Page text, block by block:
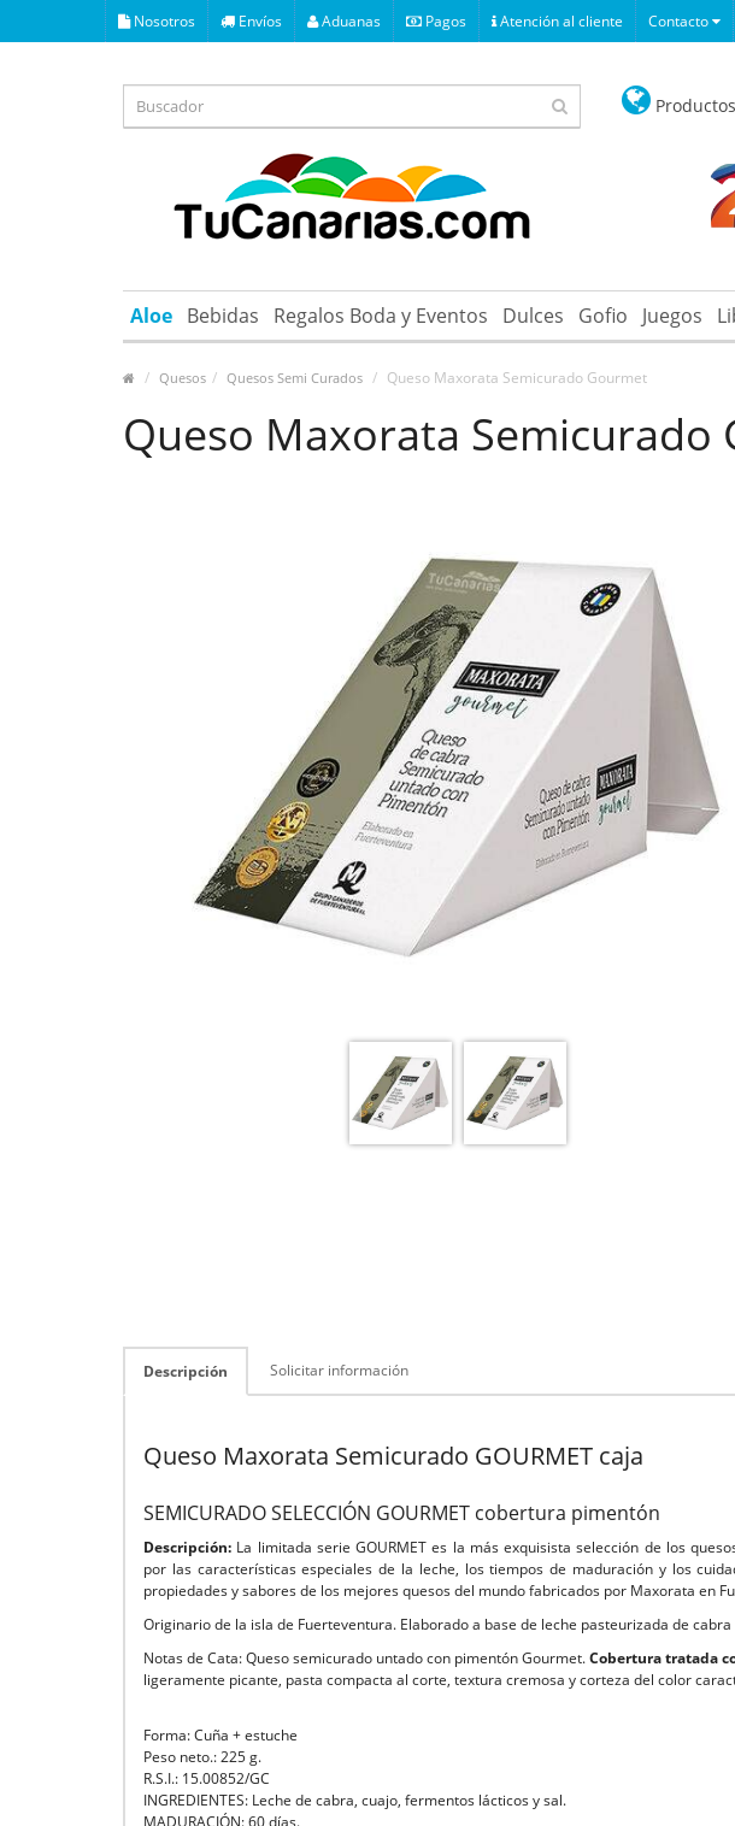
Nosotros Envíos Aduanas Pagos Atención al cliente Contacto
Aloe Bebidas Regalos Boda y Eventos Dulces Gofio Juegos
Quesos Quesos Semi Curados Queso Maxorata Semicurado Gourmet
Queso Maxorata Semicurado
Descripción Solicitar información
Queso Maxorata Semicurado GOURMET caja
SEMICURADO SELECCIÓN GOURMET cobertura pimentón
Descripción: La limitada serie GOURMET es la más exquisista selección de los
por las características especiales de la leche, los tiempos de maduración y los
propiedades y sabores de los mejores quesos del mundo fabricados por Maxorata en
Originario de la isla de Fuerteventura. Elaborado a base de leche pasteurizada de
Notas de Cata: Queso semicurado untado con pimentón Gourmet.Cobertura tratada
ligeramente picante, pasta compacta al corte, textura cremosa y corteza del color
Forma: Cuña + estuche
Peso neto.: 225 g.
R.S.I.: 15.00852/GC
INGREDIENTES: Leche de cabra, cuajo, fermentos lácticos y sal.
MADURACIÓN: 60 días.